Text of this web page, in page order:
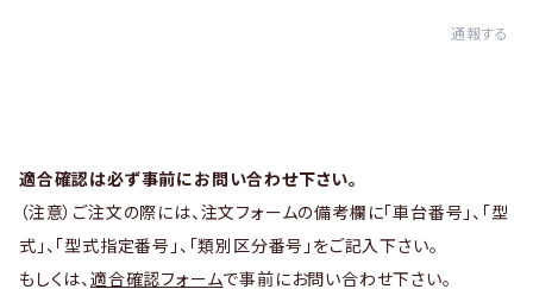
通報する
適合確認は必ず事前にお問い合わせ下さい。
（注意）ご注文の際には、注文フォームの備考欄に「車台番号」、「型
式」、「型式指定番号」、「類別区分番号」をご記入下さい。
もしくは、 適合確認フォームで事前にお問い合わせ下さい。